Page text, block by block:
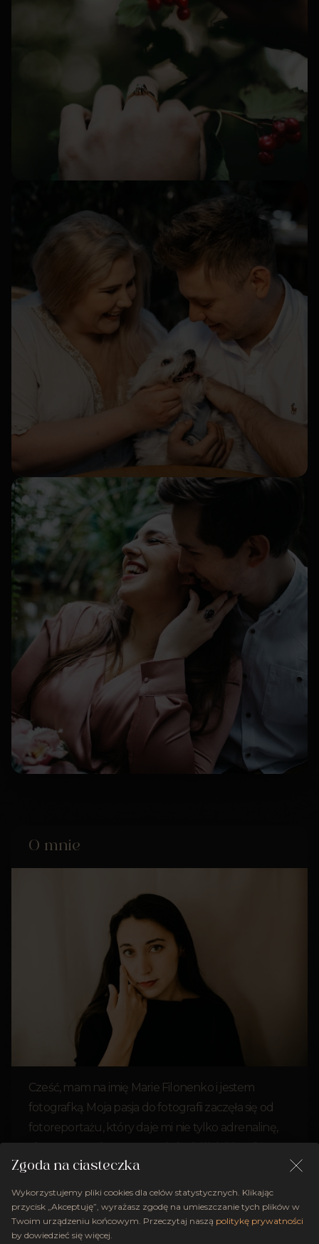
O mnie
Cześć, mam na imię Marie Filonenko i jestem
fotografką. Moja pasja do fotografii zaczęła się od
fotoreportażu, który daje mi nie tylko adrenalinę,
ale też pozwala na poznanie ludzi i ich historii.
Zainspirowana tym doświadczeniem, dziś zajmuję
się inkluzywną fotografią, która stawia na
pierwszym miejscu osobowość i emocje.
Niezależnie od tego, czy robimy zdjęcia ślubne,
Zgoda na ciasteczka
Wykorzystujemy pliki cookies dla celów statystycznych. Klikając
przycisk „Akceptuję”, wyrażasz zgodę na umieszczanie tych plików w
Twoim urządzeniu końcowym. Przeczytaj naszą politykę prywatności
by dowiedzieć się więcej.